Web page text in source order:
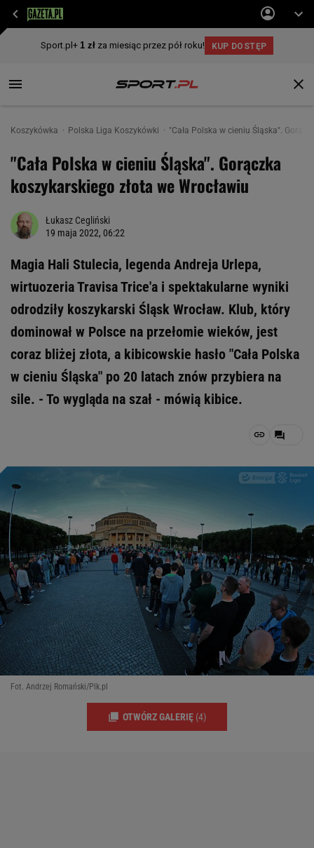
Koszykówka Polska Liga Koszykówki "Cała Polska w cieniu Śląska".
"Cała Polska w cieniu Śląska". Gorączka
koszykarskiego złota we Wrocławiu
Łukasz Cegliński
19 maja 2022, 06:22
Magia Hali Stulecia, legenda Andreja Urlepa,
wirtuozeria Travisa Trice'a i spektakularne wyniki
odrodziły koszykarski Śląsk Wrocław. Klub, który
dominował w Polsce na przełomie wieków, jest
coraz bliżej złota, a kibicowskie hasło "Cała Polska
w cieniu Śląska" po 20 latach znów przybiera na
sile. - To wygląda na szał - mówią kibice.
Fot. Andrzej Romański/Plk.pl
OTWÓRZ GALERIĘ (4)